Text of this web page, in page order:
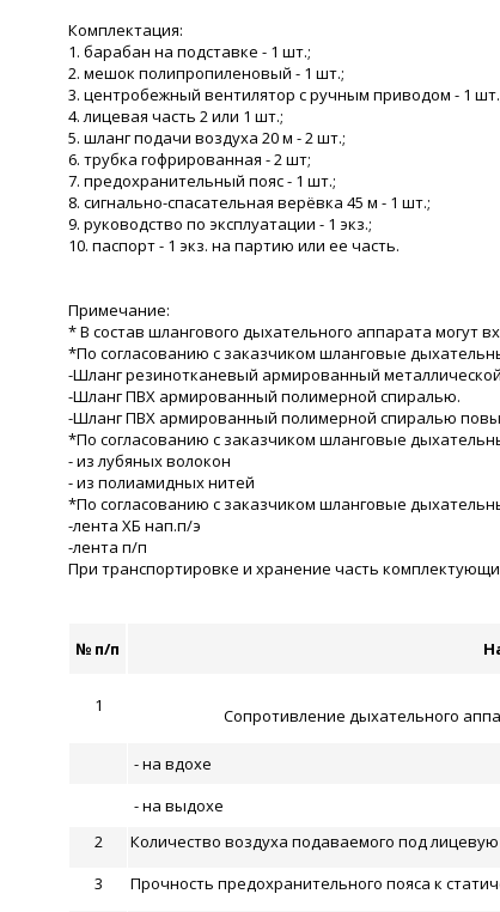
Комплектация:
1. барабан на подставке - 1 шт.;
2. мешок полипропиленовый - 1 шт.;
3. центробежный вентилятор с ручным приводом - 1
4. лицевая часть 2 или 1 шт.;
5. шланг подачи воздуха 20 м - 2 шт.;
6. трубка гофрированная - 2 шт;
7. предохранительный пояс - 1 шт.;
8. сигнально-спасательная верёвка 45 м - 1 шт.;
9. руководство по эксплуатации - 1 экз.;
10. паспорт - 1 экз. на партию или ее часть.
Примечание:
* В состав шлангового дыхательного аппарата могут
*По согласованию с заказчиком шланговые
-Шланг резинотканевый армированный
-Шланг ПВХ армированный полимерной спиралью.
-Шланг ПВХ армированный полимерной спиралью
*По согласованию с заказчиком шланговые
- из лубяных волокон
- из полиамидных нитей
*По согласованию с заказчиком шланговые
-лента ХБ нап.п/э
-лента п/п
При транспортировке и хранение часть
№ п/п
1 Сопротивление дыхательного
- на вдохе
- на выдохе
2
Количество воздуха подаваемого под
3
Прочность предохранительного пояса к